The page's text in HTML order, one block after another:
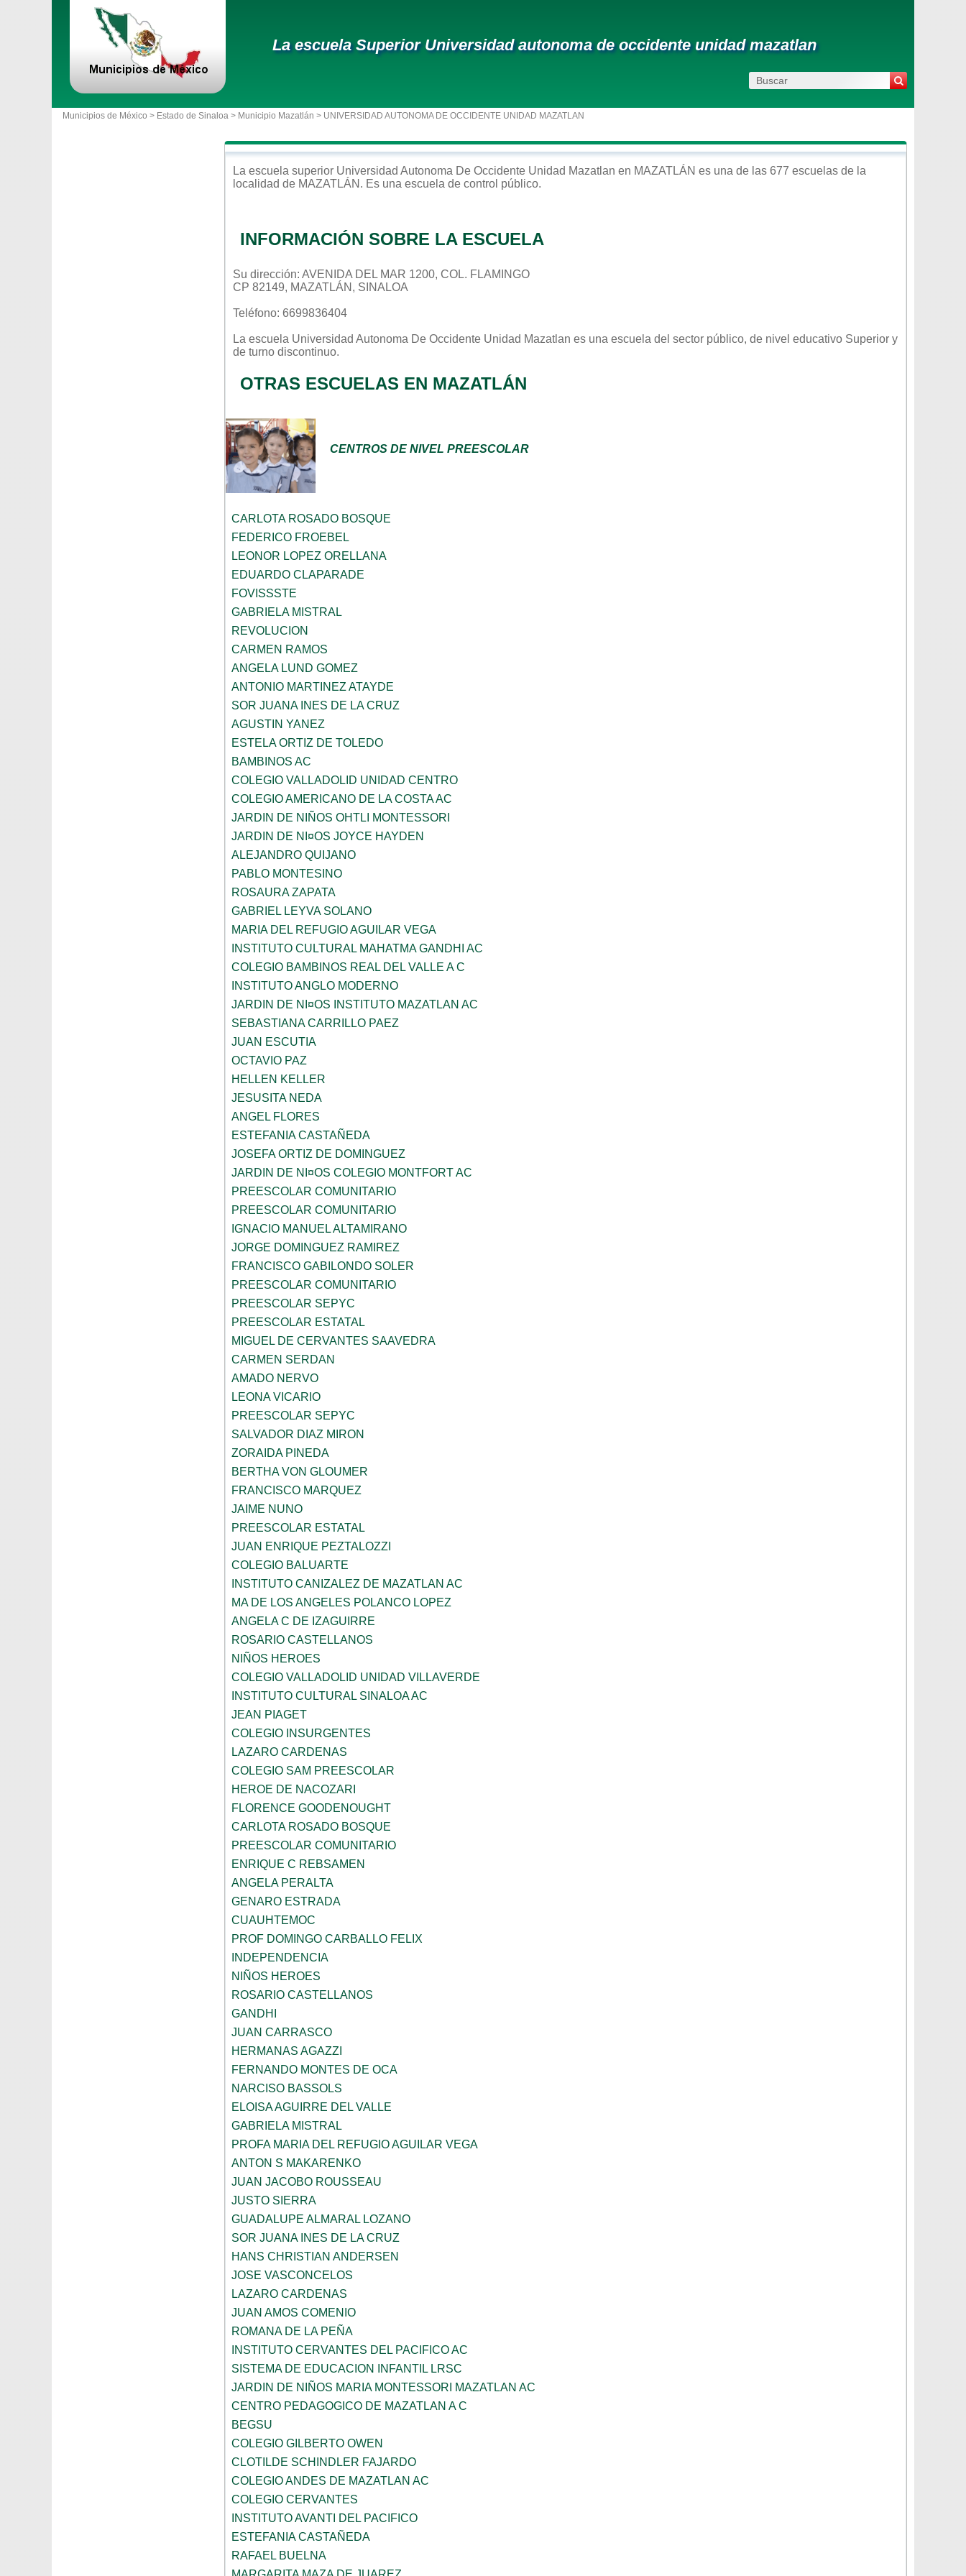
La escuela Superior Universidad autonoma de occidente unidad mazatlan
Municipios de México > Estado de Sinaloa > Municipio Mazatlán > UNIVERSIDAD AUTONOMA DE OCCIDENTE UNIDAD MAZATLAN
La escuela superior Universidad Autonoma De Occidente Unidad Mazatlan en MAZATLÁN es una de las 677 escuelas de la
localidad de MAZATLÁN . Es una escuela de control público.
INFORMACIÓN SOBRE LA ESCUELA
Su dirección: AVENIDA DEL MAR 1200, COL. FLAMINGO
CP 82149, MAZATLÁN, SINALOA
Teléfono: 6699836404
La escuela Universidad Autonoma De Occidente Unidad Mazatlan es una escuela del sector público, de nivel educativo Superior y
de turno discontinuo.
OTRAS ESCUELAS EN MAZATLÁN
CENTROS DE NIVEL PREESCOLAR
CARLOTA ROSADO BOSQUE
FEDERICO FROEBEL
LEONOR LOPEZ ORELLANA
EDUARDO CLAPARADE
FOVISSSTE
GABRIELA MISTRAL
REVOLUCION
CARMEN RAMOS
ANGELA LUND GOMEZ
ANTONIO MARTINEZ ATAYDE
SOR JUANA INES DE LA CRUZ
AGUSTIN YANEZ
ESTELA ORTIZ DE TOLEDO
BAMBINOS AC
COLEGIO VALLADOLID UNIDAD CENTRO
COLEGIO AMERICANO DE LA COSTA AC
JARDIN DE NIÑOS OHTLI MONTESSORI
JARDIN DE NI¤OS JOYCE HAYDEN
ALEJANDRO QUIJANO
PABLO MONTESINO
ROSAURA ZAPATA
GABRIEL LEYVA SOLANO
MARIA DEL REFUGIO AGUILAR VEGA
INSTITUTO CULTURAL MAHATMA GANDHI AC
COLEGIO BAMBINOS REAL DEL VALLE A C
INSTITUTO ANGLO MODERNO
JARDIN DE NI¤OS INSTITUTO MAZATLAN AC
SEBASTIANA CARRILLO PAEZ
JUAN ESCUTIA
OCTAVIO PAZ
HELLEN KELLER
JESUSITA NEDA
ANGEL FLORES
ESTEFANIA CASTAÑEDA
JOSEFA ORTIZ DE DOMINGUEZ
JARDIN DE NI¤OS COLEGIO MONTFORT AC
PREESCOLAR COMUNITARIO
PREESCOLAR COMUNITARIO
IGNACIO MANUEL ALTAMIRANO
JORGE DOMINGUEZ RAMIREZ
FRANCISCO GABILONDO SOLER
PREESCOLAR COMUNITARIO
PREESCOLAR SEPYC
PREESCOLAR ESTATAL
MIGUEL DE CERVANTES SAAVEDRA
CARMEN SERDAN
AMADO NERVO
LEONA VICARIO
PREESCOLAR SEPYC
SALVADOR DIAZ MIRON
ZORAIDA PINEDA
BERTHA VON GLOUMER
FRANCISCO MARQUEZ
JAIME NUNO
PREESCOLAR ESTATAL
JUAN ENRIQUE PEZTALOZZI
COLEGIO BALUARTE
INSTITUTO CANIZALEZ DE MAZATLAN AC
MA DE LOS ANGELES POLANCO LOPEZ
ANGELA C DE IZAGUIRRE
ROSARIO CASTELLANOS
NIÑOS HEROES
COLEGIO VALLADOLID UNIDAD VILLAVERDE
INSTITUTO CULTURAL SINALOA AC
JEAN PIAGET
COLEGIO INSURGENTES
LAZARO CARDENAS
COLEGIO SAM PREESCOLAR
HEROE DE NACOZARI
FLORENCE GOODENOUGHT
CARLOTA ROSADO BOSQUE
PREESCOLAR COMUNITARIO
ENRIQUE C REBSAMEN
ANGELA PERALTA
GENARO ESTRADA
CUAUHTEMOC
PROF DOMINGO CARBALLO FELIX
INDEPENDENCIA
NIÑOS HEROES
ROSARIO CASTELLANOS
GANDHI
JUAN CARRASCO
HERMANAS AGAZZI
FERNANDO MONTES DE OCA
NARCISO BASSOLS
ELOISA AGUIRRE DEL VALLE
GABRIELA MISTRAL
PROFA MARIA DEL REFUGIO AGUILAR VEGA
ANTON S MAKARENKO
JUAN JACOBO ROUSSEAU
JUSTO SIERRA
GUADALUPE ALMARAL LOZANO
SOR JUANA INES DE LA CRUZ
HANS CHRISTIAN ANDERSEN
JOSE VASCONCELOS
LAZARO CARDENAS
JUAN AMOS COMENIO
ROMANA DE LA PEÑA
INSTITUTO CERVANTES DEL PACIFICO AC
SISTEMA DE EDUCACION INFANTIL LRSC
JARDIN DE NIÑOS MARIA MONTESSORI MAZATLAN AC
CENTRO PEDAGOGICO DE MAZATLAN A C
BEGSU
COLEGIO GILBERTO OWEN
CLOTILDE SCHINDLER FAJARDO
COLEGIO ANDES DE MAZATLAN AC
COLEGIO CERVANTES
INSTITUTO AVANTI DEL PACIFICO
ESTEFANIA CASTAÑEDA
RAFAEL BUELNA